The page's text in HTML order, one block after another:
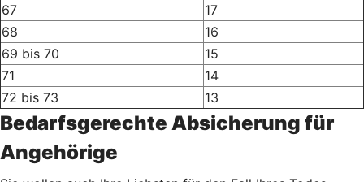
67
17
68
16
69 bis 70
15
71
14
72 bis 73
13
Bedarfsgerechte Absicherung für
Angehörige